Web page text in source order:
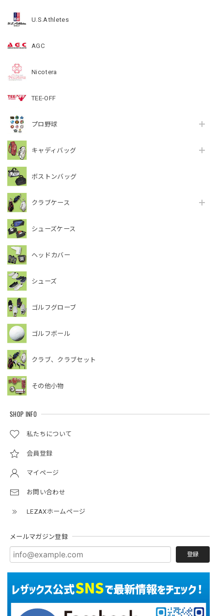
U.S.Athletes
AGC
Nicotera
TEE-OFF
プロ野球
キャディバッグ
ボストンバッグ
クラブケース
シューズケース
ヘッドカバー
シューズ
ゴルフグローブ
ゴルフボール
クラブ、クラブセット
その他小物
SHOP INFO
私たちについて
会員登録
マイページ
お問い合わせ
LEZAXホームページ
メールマガジン登録
登録